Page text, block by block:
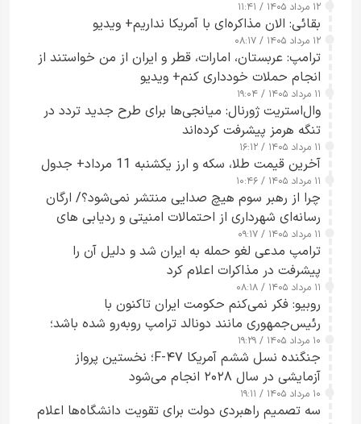
۱۲ مرداد ۱۴۰۵ / ۱۱:۴۱
بقائی: الان مذاکره‌ای با آمریکا نداریم+ ویدیو
۱۲ مرداد ۱۴۰۵ / ۰۸:۱۷
ترامپ: عربستان، امارات، قطر و ایران از من خواستند از
انجام حملات خودداری کنم+ ویدیو
۱۱ مرداد ۱۴۰۵ / ۱۹:۰۴
وال‌استریت ژورنال: میانجی‌ها برای طرح جدید تردد در
تنگه هرمز پیشرفت کرده‌اند
۱۱ مرداد ۱۴۰۵ / ۱۶:۱۲
آخرین قیمت طلا، سکه و ارز یکشنبه 11 مرداد+ جدول
۱۱ مرداد ۱۴۰۵ / ۱۰:۴۶
چرا از رهبر سوم هیچ صدایی منتشر نمی‌شود؟/ ارگان
رسانه‌ای شهرداری از احتمالات امنیتی و ردیابی های
جاسوسی گفت
۱۱ مرداد ۱۴۰۵ / ۰۹:۱۷
ترامپ مدعی لغو حمله به ایران شد و دلیل آن را
پیشرفت در مذاکرات اعلام کرد
۱۱ مرداد ۱۴۰۵ / ۰۸:۱۸
روبیو: فکر نمی‌کنم حکومت ایران تاکنون با
رئیس‌جمهوری مانند دونالد ترامپ روبه‌رو شده باشد؛
کسی که واقعاً دست به اقدام می‌زند
۱۰ مرداد ۱۴۰۵ / ۱۹:۲۹
جنگنده نسل ششم آمریکا F-۴۷؛ نخستین پرواز
آزمایشی در سال ۲۰۲۸ انجام می‌شود
۱۰ مرداد ۱۴۰۵ / ۱۹:۱۱
سه تصمیم راهبردی دولت برای تقویت دانشگاه‌ها اعلام